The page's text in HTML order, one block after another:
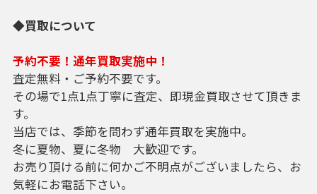
◆買取について
予約不要！通年買取実施中！
査定無料・ご予約不要です。
その場で1点1点丁寧に査定、即現金買取させて頂きま
す。
当店では、季節を問わず通年買取を実施中。
冬に夏物、夏に冬物 大歓迎です。
お売り頂ける前に何かご不明点がございましたら、お
気軽にお電話下さい。